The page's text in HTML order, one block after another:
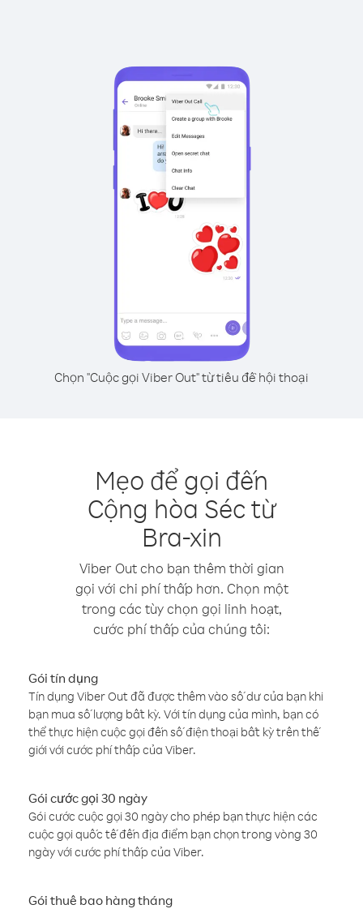
Chọn "Cuộc gọi Viber Out" từ tiêu đề hội thoại
Mẹo để gọi đến
Cộng hòa Séc từ
Bra-xin
Viber Out cho bạn thêm thời gian
gọi với chi phí thấp hơn. Chọn một
trong các tùy chọn gọi linh hoạt,
cước phí thấp của chúng tôi:
Gói tín dụng
Tín dụng Viber Out đã được thêm vào số dư của bạn khi
bạn mua số lượng bất kỳ. Với tín dụng của mình, bạn có
thể thực hiện cuộc gọi đến số điện thoại bất kỳ trên thế
giới với cước phí thấp của Viber.
Gói cước gọi 30 ngày
Gói cước cuộc gọi 30 ngày cho phép bạn thực hiện các
cuộc gọi quốc tế đến địa điểm bạn chọn trong vòng 30
ngày với cước phí thấp của Viber.
Gói thuê bao hàng tháng